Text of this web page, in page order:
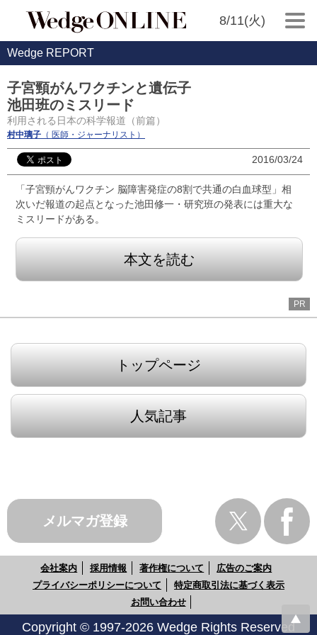
8/11(火)
Wedge REPORT
子宮頸がんワクチンと遺伝子
池田班のミスリード
利用される日本の科学報道（前篇）
村中璃子 （ 医師・ジャーナリスト）
2016/03/24
「子宮頸がんワクチン 脳障害発症の8割で共通の白血球型」相
次いだ報道の起点となった池田修一・研究班の発表には重大な
ミスリードがある。
本文を読む
PR
トップページ
人気記事
メルマガ登録
会社案内 採用情報 著作権について
広告のご案内
プライバシーポリシーについて
特定商取引法に基づく表示
お問い合わせ
Copyright © 1997-2026 Wedge Rights Reserved